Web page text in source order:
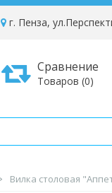
г. Пенза,
Сравнение
Товаров (0)
Вилка столовая